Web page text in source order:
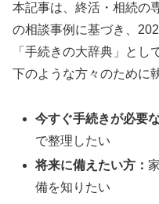
本記事は、終活・相続の
の相談事例に基づき、
「手続きの大辞典」とし
下のような方々のために
今すぐ手続きが必要
で整理したい
将来に備えたい方：
備を知りたい